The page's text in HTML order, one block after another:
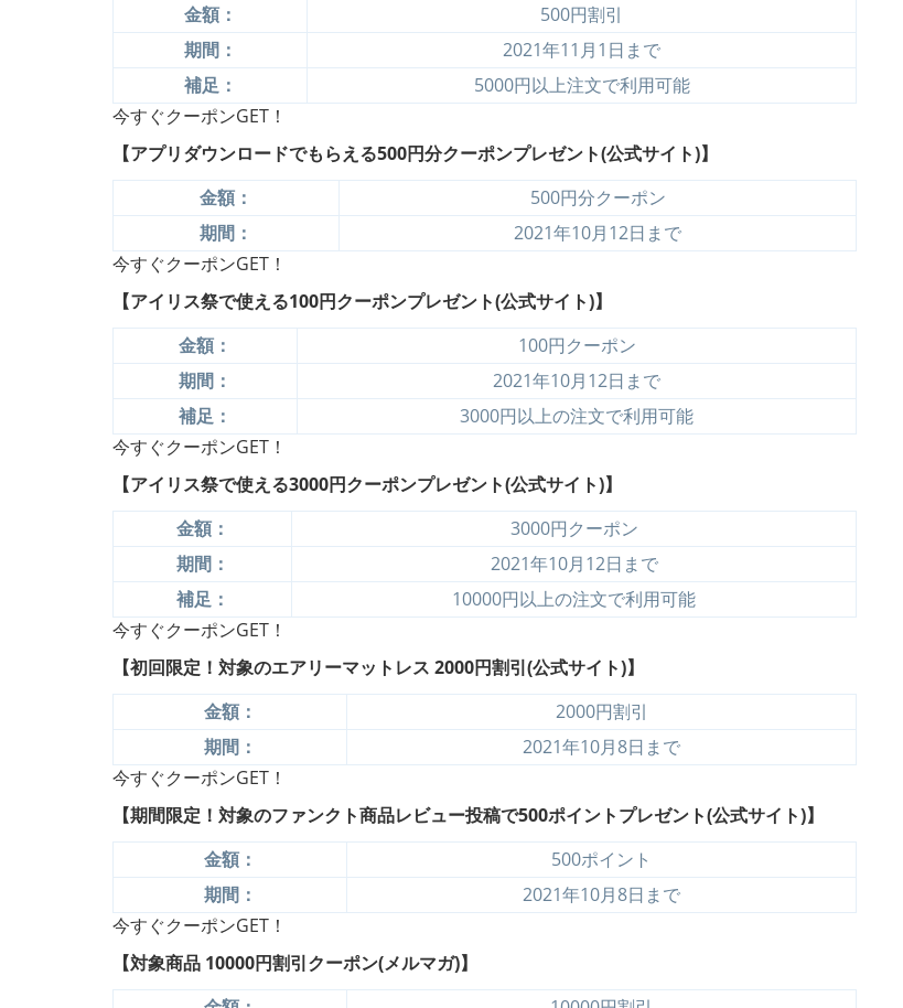
金額：
500円割引
期間：
2021年11月1日まで
補足：
5000円以上注文で利用可能
今すぐクーポンGET！
【アプリダウンロードでもらえる500円分クーポンプレゼント(公式サイト)】
金額：
500円分クーポン
期間：
2021年10月12日まで
今すぐクーポンGET！
【アイリス祭で使える100円クーポンプレゼント(公式サイト)】
金額：
100円クーポン
期間：
2021年10月12日まで
補足：
3000円以上の注文で利用可能
今すぐクーポンGET！
【アイリス祭で使える3000円クーポンプレゼント(公式サイト)】
金額：
3000円クーポン
期間：
2021年10月12日まで
補足：
10000円以上の注文で利用可能
今すぐクーポンGET！
【初回限定！対象のエアリーマットレス 2000円割引(公式サイト)】
金額：
2000円割引
期間：
2021年10月8日まで
今すぐクーポンGET！
【期間限定！対象のファンクト商品レビュー投稿で500ポイントプレゼント(公式サイト)】
金額：
500ポイント
期間：
2021年10月8日まで
今すぐクーポンGET！
【対象商品 10000円割引クーポン(メルマガ)】